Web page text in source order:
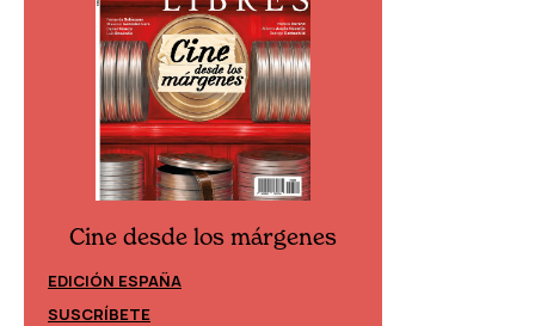
Cine desde los márgenes
EDICIÓN ESPAÑA
SUSCRÍBETE